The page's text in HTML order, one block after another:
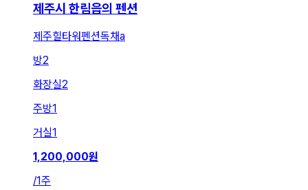
제주시 한림읍의 펜션
제주힐타워펜션독채a
방2
화장실2
주방1
거실1
1,200,000원
/1주